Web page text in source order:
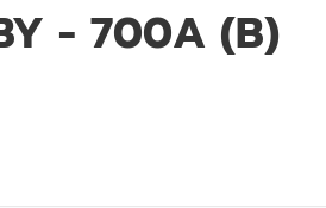
- 700A (B)